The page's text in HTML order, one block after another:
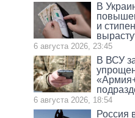
В
и
6 августа 2026, 23:45
В ВСУ
6 августа 2026, 18:54
Россия